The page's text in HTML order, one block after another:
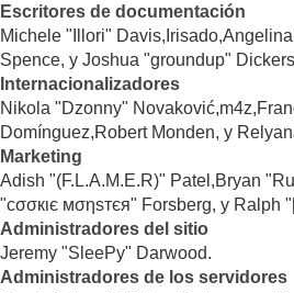
Escritores de documentación
Michele "Illori"
Spence, y Joshua "groundup"
Internacionalizadores
Nikola "Dzonny"
Domínguez,Robert Monden, y
Marketing
Adish "(F.L.A.M.E.R)" Patel,Bryan
"cσσкιє мσηѕтєя" Forsberg, y Ralph
Administradores del sitio
Jeremy "SleePy" Darwood.
Administradores de los servidores